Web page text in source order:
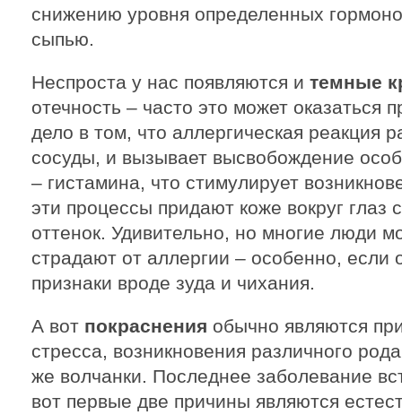
снижению уровня определенных
сыпью.
Неспроста у нас появляются и темные
отечность – часто это может оказаться
дело в том, что аллергическая реакция
сосуды, и вызывает высвобождение
– гистамина, что стимулирует
эти процессы придают коже вокруг глаз
оттенок. Удивительно, но многие люди
страдают от аллергии – особенно, если
признаки вроде зуда и чихания.
А вот покраснения обычно являются
стресса, возникновения различного
же волчанки. Последнее заболевание
вот первые две причины являются